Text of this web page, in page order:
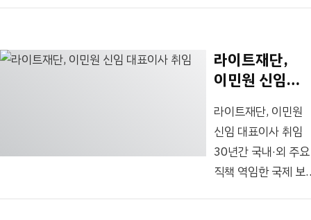
검증이 목표다....
분디부교형
유행에 대해
국제공중보건비상사
(PHEIC)를 선언한
가운데, 국내에서
분디부교형 에볼라
진단 분야의 연구개
(R&D)에 특화해
(대표 이민원,
Research
Global Health
Technology
Foundation, 이하
‘라이트재단’)은 6월
5일 서울 재단
라이트재단,
이민원 신임
라이트재단, 이민원
신임 대표이사 취임
30년간 국내·외 주요
직책 역임한 국제 보